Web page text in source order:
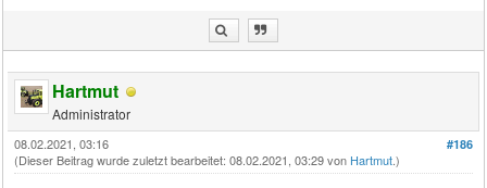
Hartmut
Administrator
#186
08.02.2021, 03:16
(Dieser Beitrag wurde zuletzt bearbeitet: 08.02.2021, 03:29 von Hartmut.)